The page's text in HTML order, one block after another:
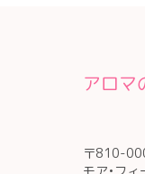
アロ
〒810-